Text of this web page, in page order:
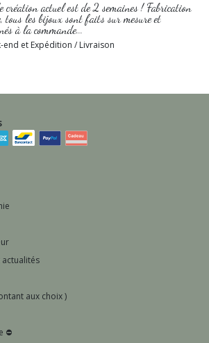
création actuel est de 2 semaines ! Fabrication
tous les bijoux sont faits sur mesure et
à la commande...
end et Expédition / Livraison
aux choix )
⛔️